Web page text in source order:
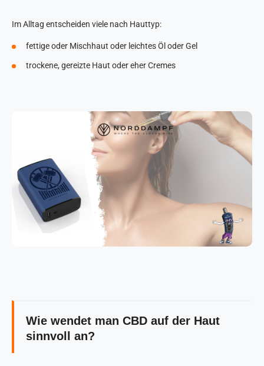
Im Alltag entscheiden viele nach Hauttyp:
fettige oder Mischhaut oder leichtes Öl oder Gel
trockene, gereizte Haut oder eher Cremes
Wie wendet man CBD auf der Haut
sinnvoll an?